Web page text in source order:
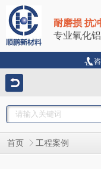
耐磨损 抗
专业氧化
首页 工程案例